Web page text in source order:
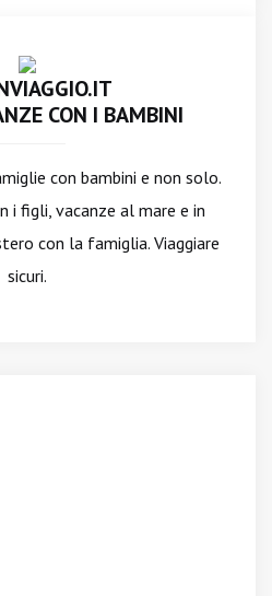
CON I BAMBINI
con bambini e non solo.
i figli, vacanze al mare e in
con la famiglia. Viaggiare
sicuri.